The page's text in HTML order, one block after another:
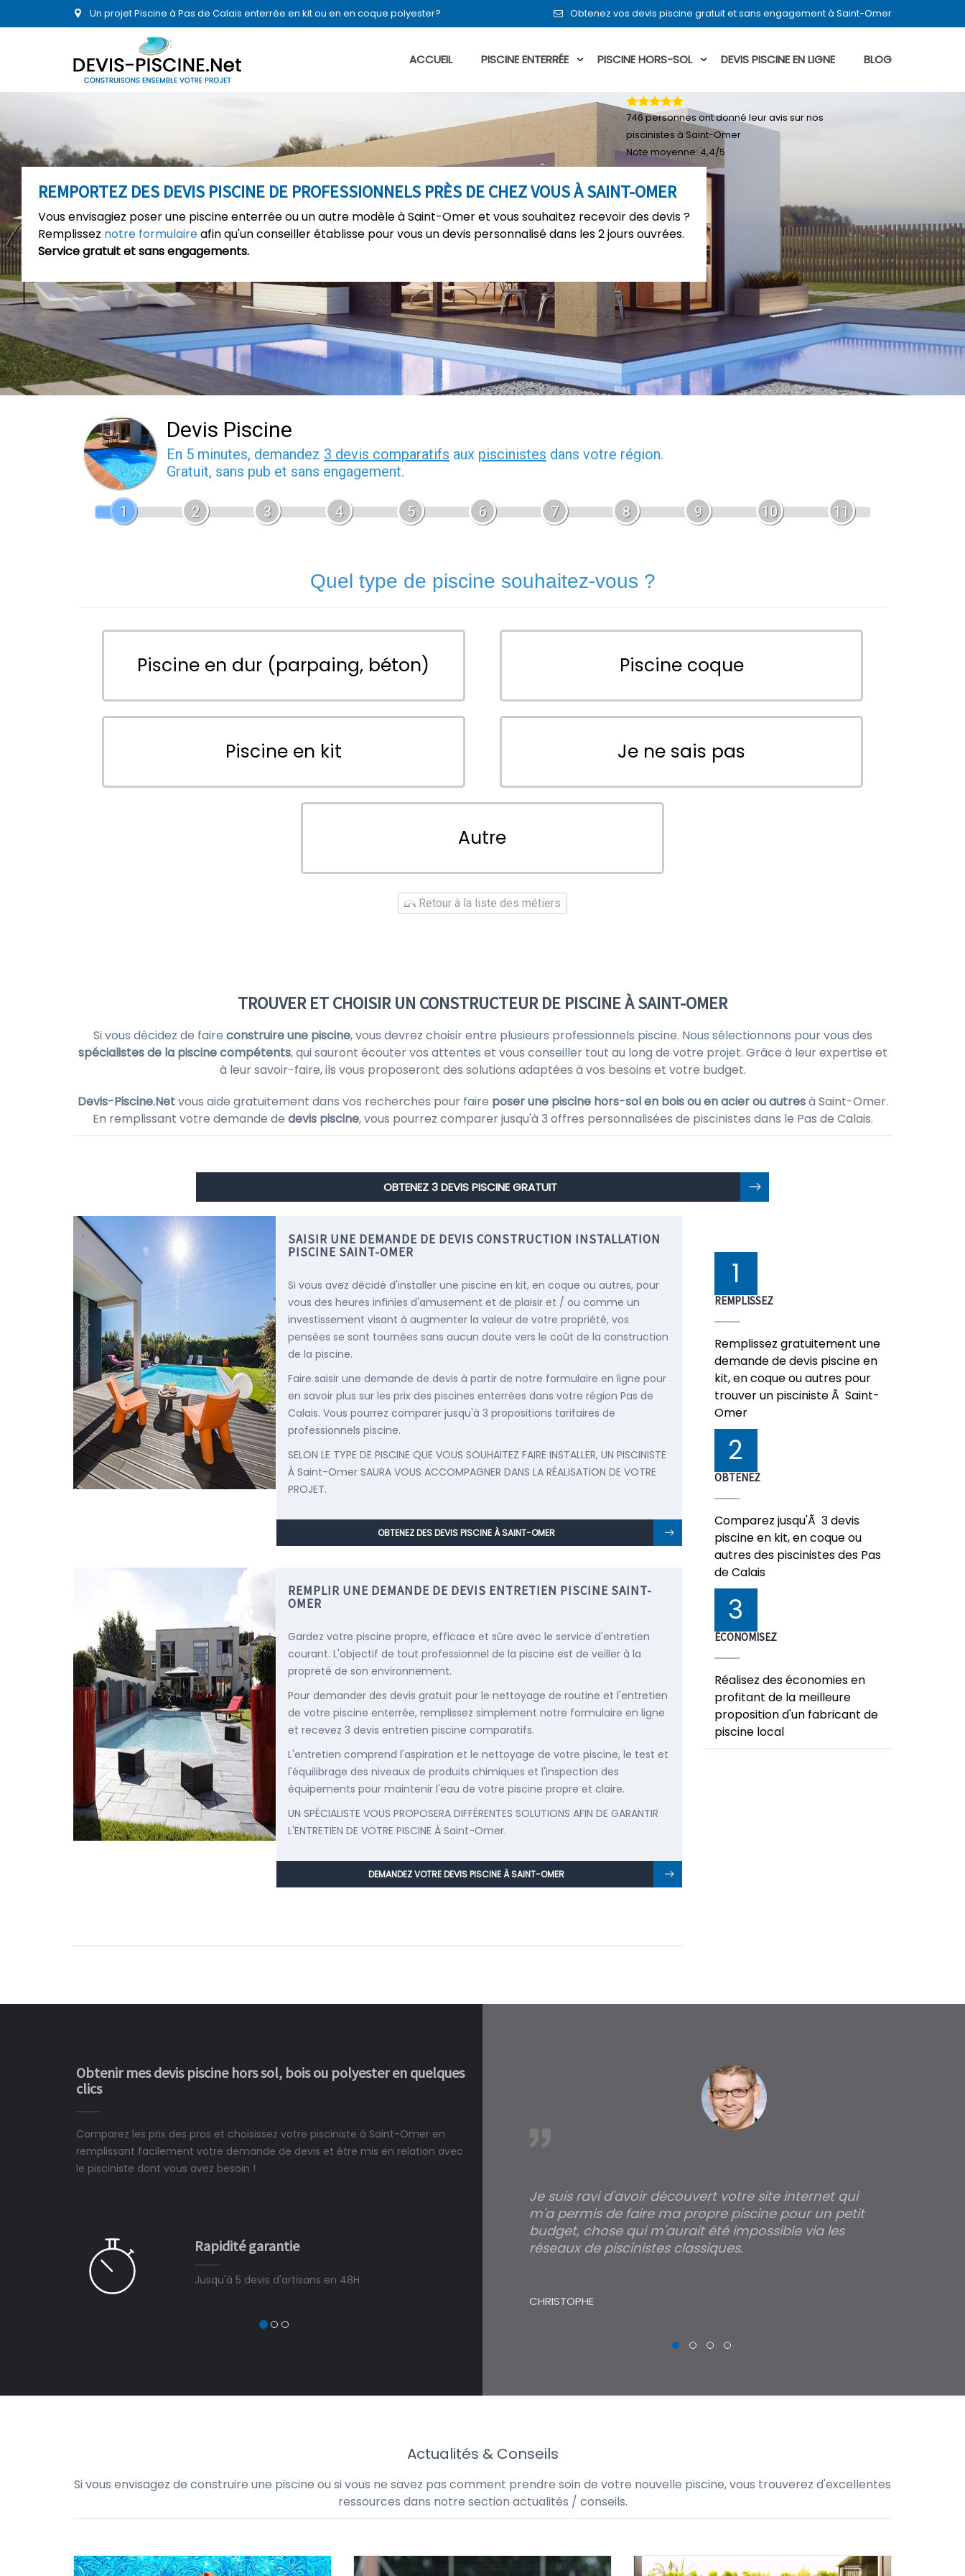
Un projet Piscine à Pas de Calais enterrée en kit ou en en coque polyester? Obtenez vos devis piscine gratuit et sans engagement à Saint-Omer
ACCUEIL PISCINE ENTERRÉE PISCINE HORS-SOL DEVIS PISCINE EN LIGNE BLOG
REMPORTEZ DES DEVIS PISCINE DE PROFESSIONNELS PRÈS DE CHEZ VOUS À SAINT-OMER
Vous envisagiez poser une piscine enterrée ou un autre modèle à Saint-Omer et vous souhaitez recevoir des devis ?
Remplissez notre formulaireafin qu'un conseiller établisse pour vous un devis personnalisé dans les 2 jours ouvrées.
Service gratuit et sans engagements.
746personnes ont donné leuravis sur nos
piscinistes à Saint-Omer
Note moyenne:4,4/5
Devis Piscine
En 5 minutes, demandez 3 devis comparatifs aux piscinistes dans votre région.
Gratuit, sans pub et sans engagement.
1 2 3 4 5 6 7 8 9 10 11
Quel type de piscine souhaitez-vous ?
Piscine en dur (parpaing, béton) Piscine coque
Piscine en kit Je ne sais pas
Autre
Retour à la liste des métiers
TROUVER ET CHOISIR UN CONSTRUCTEUR DE PISCINE À SAINT-OMER
Si vous décidez de faire construire une piscine, vous devrez choisir entre plusieurs professionnels piscine. Nous sélectionnons pour vous des
spécialistes de la piscine compétents, qui sauront écouter vos attentes et vous conseiller tout au long de votre projet. Grâce à leur expertise et
à leur savoir-faire, ils vous proposeront des solutions adaptées à vos besoins et votre budget.
Devis-Piscine.Netvous aide gratuitement dans vos recherches pour faire poser une piscine hors-sol en bois ou en acier ou autresà Saint-Omer.
En remplissant votre demande de devis piscine, vous pourrez comparer jusqu'à 3 offres personnalisées de piscinistes dans le Pas de Calais.
OBTENEZ 3 DEVIS PISCINE GRATUIT
SAISIR UNE DEMANDE DE DEVIS CONSTRUCTION INSTALLATION
PISCINE SAINT-OMER
Si vous avez décidé d'installer une piscine en kit, en coque ou autres, pour
vous des heures infinies d'amusement et de plaisir et / ou comme un
investissement visant à augmenter la valeur de votre propriété, vos
pensées se sont tournées sans aucun doute vers le coût de la construction
de la piscine.
Faire saisir une demande de devis à partir de notre formulaire en ligne pour
en savoir plus sur les prix des piscines enterrées dans votre région Pas de
Calais. Vous pourrez comparer jusqu'à 3 propositions tarifaires de
professionnels piscine.
SELON LE TYPE DE PISCINE QUE VOUS SOUHAITEZ FAIRE INSTALLER, UN PISCINISTE
À Saint-Omer SAURA VOUS ACCOMPAGNER DANS LA RÉALISATION DE VOTRE
PROJET.
OBTENEZ DES DEVIS PISCINE À SAINT-OMER
REMPLIR UNE DEMANDE DE DEVIS ENTRETIEN PISCINE SAINT-
OMER
Gardez votre piscine propre, efficace et sûre avec le service d'entretien
courant. L'objectif de tout professionnel de la piscine est de veiller à la
propreté de son environnement.
Pour demander des devis gratuit pour le nettoyage de routine et l'entretien
de votre piscine enterrée, remplissez simplement notre formulaire en ligne
et recevez 3 devis entretien piscine comparatifs.
L'entretien comprend l'aspiration et le nettoyage de votre piscine, le test et
l'équilibrage des niveaux de produits chimiques et l'inspection des
équipements pour maintenir l'eau de votre piscine propre et claire.
UN SPÉCIALISTE VOUS PROPOSERA DIFFÉRENTES SOLUTIONS AFIN DE GARANTIR
L'ENTRETIEN DE VOTRE PISCINE À Saint-Omer.
DEMANDEZ VOTRE DEVIS PISCINE À SAINT-OMER
1
REMPLISSEZ
Remplissez gratuitement une
demande de devis piscine en
kit, en coque ou autres pour
trouver un pisciniste Ã Saint-
Omer
2
OBTENEZ
Comparez jusqu'Ã 3 devis
piscine en kit, en coque ou
autres des piscinistes des Pas
de Calais
3
ÉCONOMISEZ
Réalisez des économies en
profitant de la meilleure
proposition d'un fabricant de
piscine local
Obtenir mes devis piscine hors sol, bois ou polyester en quelques
clics
Comparez les prix des pros et choisissez votre pisciniste à Saint-Omer en
remplissant facilement votre demande de devis et être mis en relation avec
le pisciniste dont vous avez besoin !
Rapidité garantie
Jusqu'à 5 devis d'artisans en 48H
ne peut plus s'en passer.
Le rêve devient enfin réalité, une piscine est bien
construit chez moi.
Je suis ravi d'avoir découvert votre site internet qui
m'a permis de faire ma propre piscine pour un petit
budget, chose qui m'aurait été impossible via les
réseaux de piscinistes classiques.
CHRISTOPHE
Actualités & Conseils
Si vous envisagez de construire une piscine ou si vous ne savez pas comment prendre soin de votre nouvelle piscine, vous trouverez d'excellentes
ressources dans notre section actualités / conseils.